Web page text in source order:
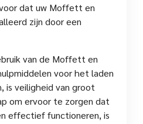
dat uw Moffett en
zijn door een
van de Moffett en
voor het laden
is veiligheid van groot
om ervoor te zorgen dat
effectief functioneren, is